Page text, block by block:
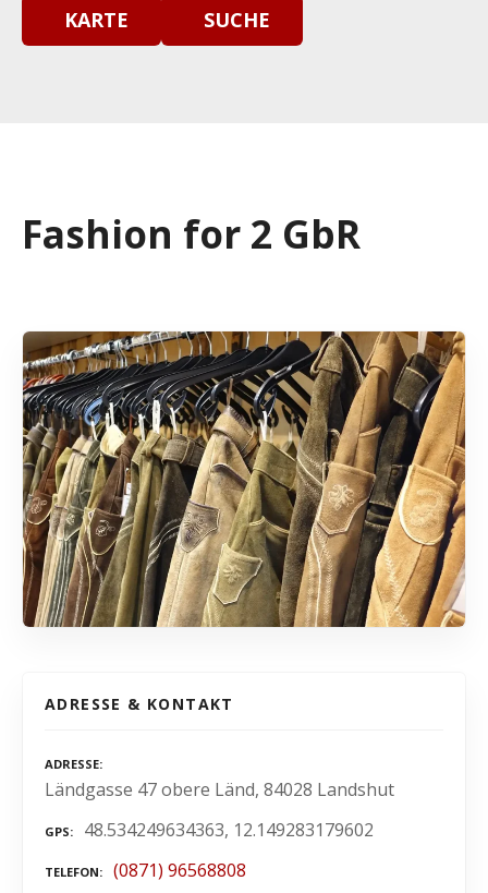
KARTE SUCHE
Fashion for 2 GbR
ADRESSE & KONTAKT
ADRESSE
Ländgasse 47 obere Länd, 84028 Landshut
GPS 48.534249634363, 12.149283179602
TELEFON (0871) 96568808